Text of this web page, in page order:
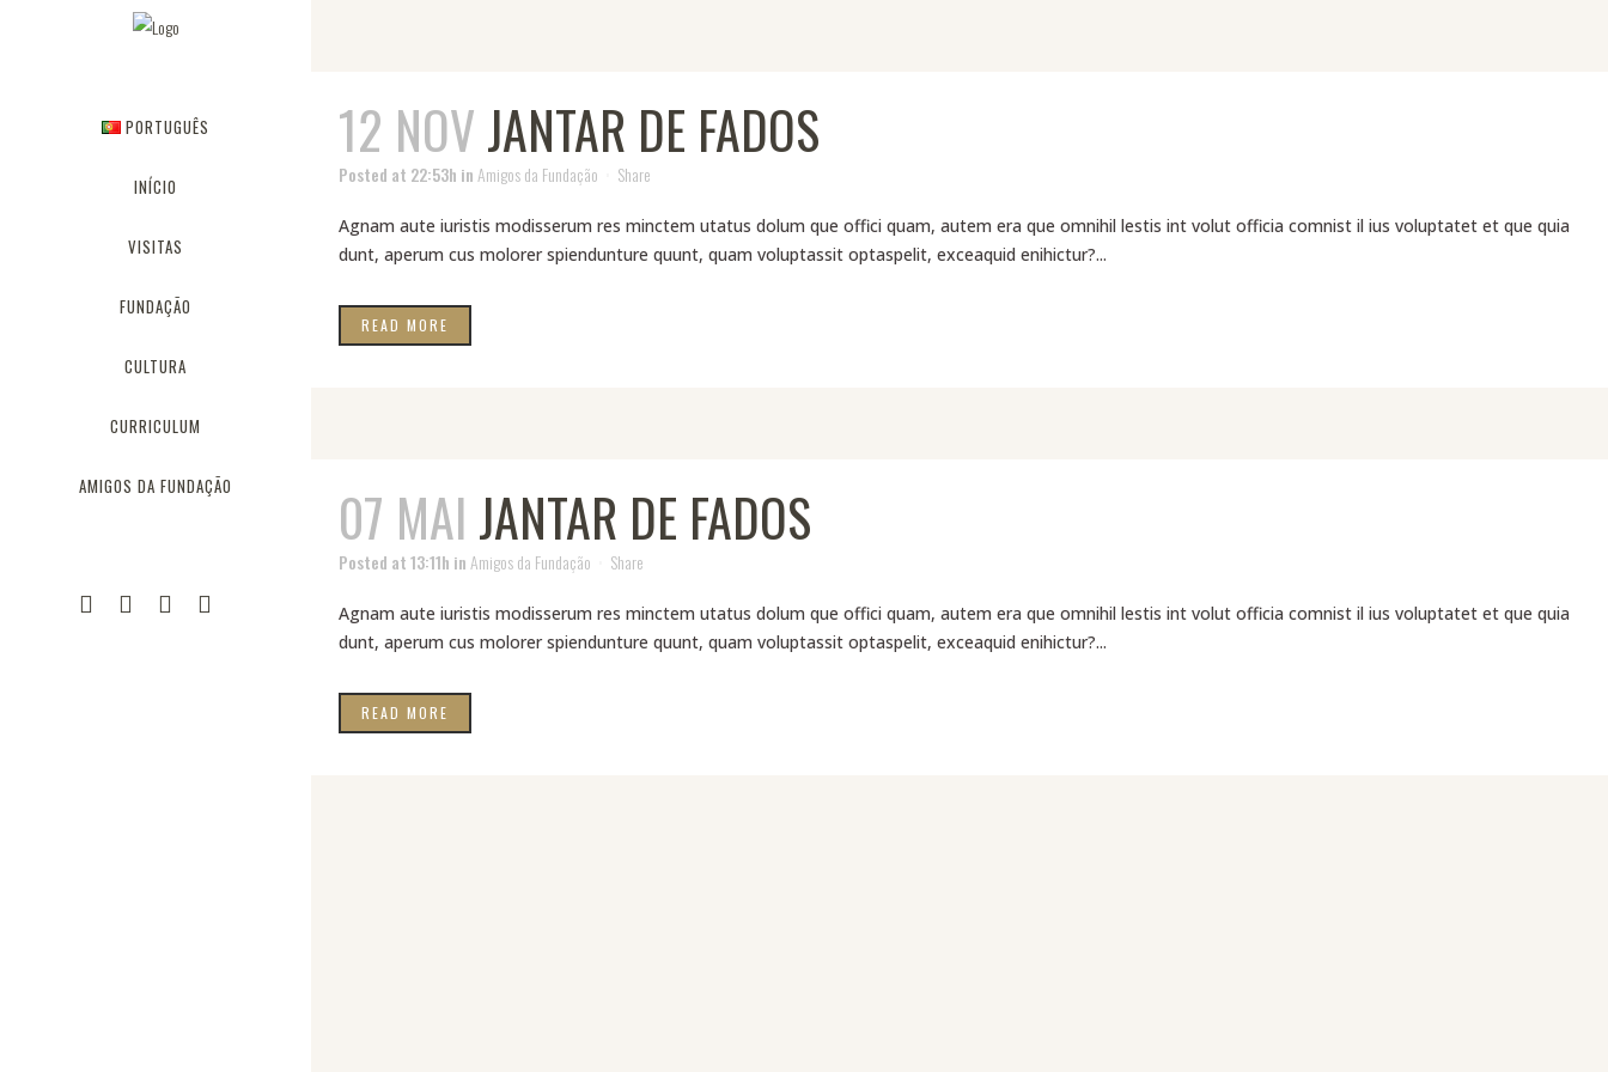
PORTUGUÊS
INÍCIO
VISITAS
FUNDAÇÃO
CULTURA
CURRICULUM
AMIGOS DA FUNDAÇÃO
12 NOVJANTAR DE FADOS
Posted at 22:53h in Amigos da Fundação Share
Agnam aute iuristis modisserum res minctem utatus dolum que offici quam, autem era que omnihil lestis int volut officia comnist il ius voluptatet et que quia
dunt, aperum cus molorer spiendunture quunt, quam voluptassit optaspelit, exceaquid enihictur?...
READ MORE
07 MAI JANTAR DE FADOS
Posted at 13:11h in Amigos da Fundação Share
Agnam aute iuristis modisserum res minctem utatus dolum que offici quam, autem era que omnihil lestis int volut officia comnist il ius voluptatet et que quia
dunt, aperum cus molorer spiendunture quunt, quam voluptassit optaspelit, exceaquid enihictur?...
READ MORE